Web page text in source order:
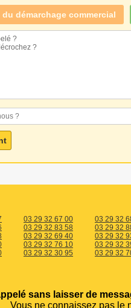
du démarchage commercial
03 29 32 67 00 03 29 32
03 29 32 83 58 03 29 32
03 29 32 69 40 03 29 32
03 29 32 76 10 03 29 32
03 29 32 30 95 03 29 32
sans laisser de
Vous ne connaissez pas le